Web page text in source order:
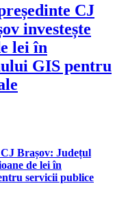
CJ
investește
lei în
GIS pentru
Brașov: Județul
de lei în
servicii publice